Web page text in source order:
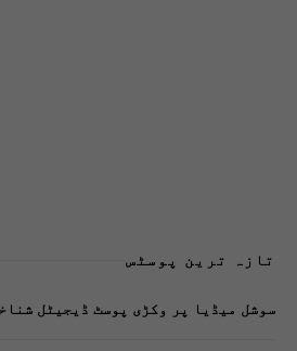
تازہ ترین پوسٹس
سوشل میڈیا پر وکڑی پوسٹ ڈیجیٹل